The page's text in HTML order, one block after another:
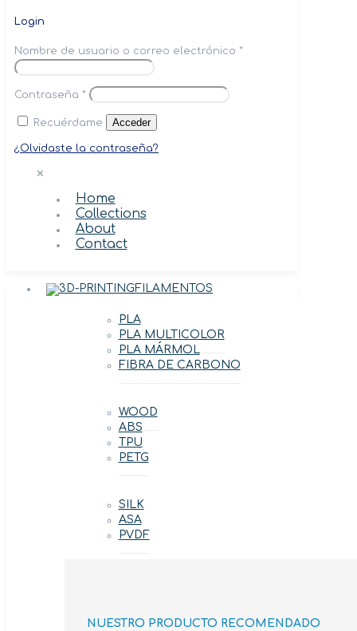
Login
Nombre de usuario o correo electrónico *
Contraseña *
Recuérdame Acceder
¿Olvidaste la contraseña?
✕
Home
Collections
About
Contact
FILAMENTOS
PLA
PLA MULTICOLOR
PLA MÁRMOL
FIBRA DE CARBONO
WOOD
ABS
TPU
PETG
SILK
ASA
PVDF
NUESTRO PRODUCTO RECOMENDADO